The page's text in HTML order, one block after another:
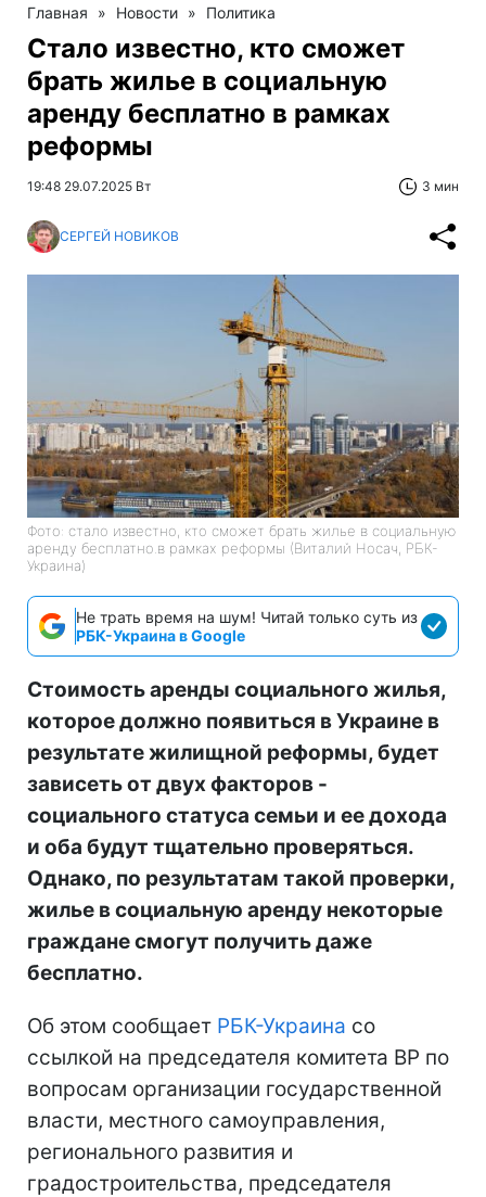
Главная » Новости » Политика
Стало известно, кто сможет
брать жилье в социальную
аренду бесплатно в рамках
реформы
19:48 29.07.2025 Вт 3 мин
СЕРГЕЙ НОВИКОВ
Фото: стало известно, кто сможет брать жилье в социальную
аренду бесплатно.в рамках реформы (Виталий Носач, РБК-
Украина)
Не трать время на шум! Читай только суть из
РБК-Украина в Google
Стоимость аренды социального жилья,
которое должно появиться в Украине в
результате жилищной реформы, будет
зависеть от двух факторов -
социального статуса семьи и ее дохода
и оба будут тщательно проверяться.
Однако, по результатам такой проверки,
жилье в социальную аренду некоторые
граждане смогут получить даже
бесплатно.
Об этом сообщает РБК-Украина со
ссылкой на председателя комитета ВР по
вопросам организации государственной
власти, местного самоуправления,
регионального развития и
градостроительства, председателя